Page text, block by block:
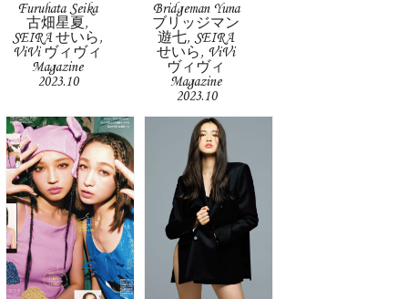
Furuhata Seika
古畑星夏,
SEIRA せいら,
ViVi ヴィヴィ
Magazine
2023.10
Bridgeman Yuna
ブリッジマン
遊七, SEIRA
せいら, ViVi
ヴィヴィ
Magazine
2023.10